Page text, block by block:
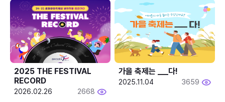
2025 THE FESTIVAL
RECORD
2026.02.26 2668
2025.11.04 3659